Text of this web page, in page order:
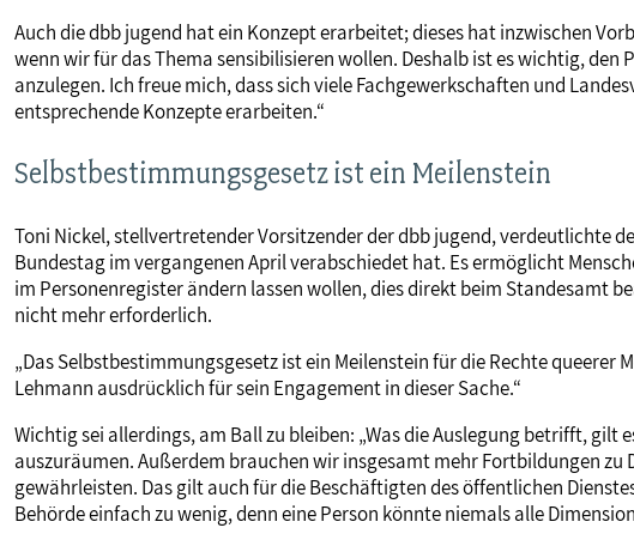
Auch die dbb jugend hat ein Konzept erarbeitet; dieses hat inzwischen
wenn wir für das Thema sensibilisieren wollen. Deshalb ist es wichtig,
anzulegen. Ich freue mich, dass sich viele Fachgewerkschaften und
entsprechende Konzepte erarbeiten.“
Selbstbestimmungsgesetz ist ein Meilenstein
Toni Nickel, stellvertretender Vorsitzender der dbb jugend, verdeutlichte
Bundestag im vergangenen April verabschiedet hat. Es ermöglicht
im Personenregister ändern lassen wollen, dies direkt beim Standesamt
nicht mehr erforderlich.
„Das Selbstbestimmungsgesetz ist ein Meilenstein für die Rechte queerer
Lehmann ausdrücklich für sein Engagement in dieser Sache.“
Wichtig sei allerdings, am Ball zu bleiben: „Was die Auslegung betrifft, gilt
auszuräumen. Außerdem brauchen wir insgesamt mehr Fortbildungen zu
gewährleisten. Das gilt auch für die Beschäftigten des öffentlichen
Behörde einfach zu wenig, denn eine Person könnte niemals alle